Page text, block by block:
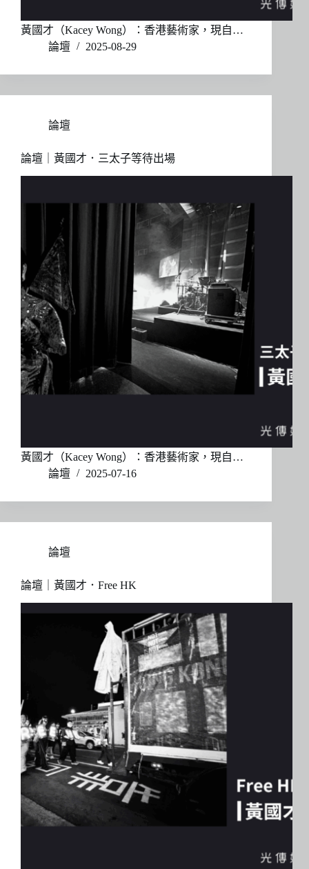
黃國才（Kacey Wong）：香港藝術家，現自…
論壇
2025-08-29
論壇
論壇｜黃國才．三太子等待出場
黃國才（Kacey Wong）：香港藝術家，現自…
論壇
2025-07-16
論壇
論壇｜黃國才．Free HK